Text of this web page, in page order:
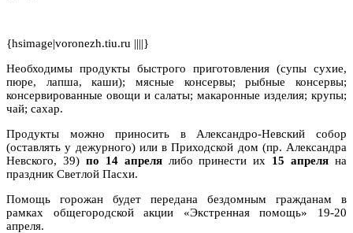
{hsimage|voronezh.tiu.ru ||||}
Необходимы продукты быстрого приготовления (супы сухие,
пюре, лапша, каши); мясные консервы; рыбные консервы;
консервированные овощи и салаты; макаронные изделия; крупы;
чай; сахар.
Продукты можно приносить в Александро-Невский собор
(оставлять у дежурного) или в Приходской дом (пр. Александра
Невского, 39) по 14 апрелялибо принести их 15 апреля на
праздник Светлой Пасхи.
Помощь горожан будет передана бездомным гражданам в
рамках общегородской акции «Экстренная помощь» 19-20
апреля.